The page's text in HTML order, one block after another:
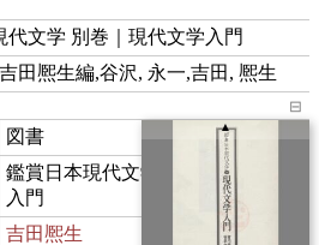
代文学 別巻｜現代文学入門
田熈生編,谷沢, 永一,吉田, 熈生
⊟
▲
図書
name
鑑賞日本現代文学. 別巻 現代文学
入門
吉田熈生